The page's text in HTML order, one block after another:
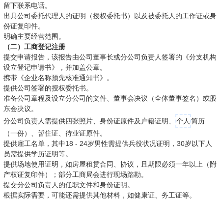
留下联系电话。
出具公司委托代理人的证明（授权委托书）以及被委托人的工作证或身
份证复印件。
明确主要经营范围。
（二）工商登记注册
提交申请报告，该报告由公司董事长或分公司负责人签署的《分支机构
设立登记申请书》，并加盖公章。
携带《企业名称预先核准通知书》。
提供公司签署的授权委托书。
准备公司章程及设立分公司的文件、董事会决议（全体董事签名）或股
东会决议。
分公司负责人需提供四张照片、身份证原件及户籍证明、
个人 简历
（一份）、暂住证、待业证原件。
提供雇工名单，其中18 - 24岁男性需提供兵役状况证明，30岁以下人
员需提供学历证明等。
提供场地使用证明，如房屋租赁合同、协议，且期限必须一年以上（附
产权证复印件）；部分工商局会进行现场踏勘。
提交分公司负责人的任职文件和身份证明。
根据实际需要，可能还需提供其他材料，如健康证、务工证等。